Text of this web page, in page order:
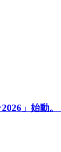
」始動